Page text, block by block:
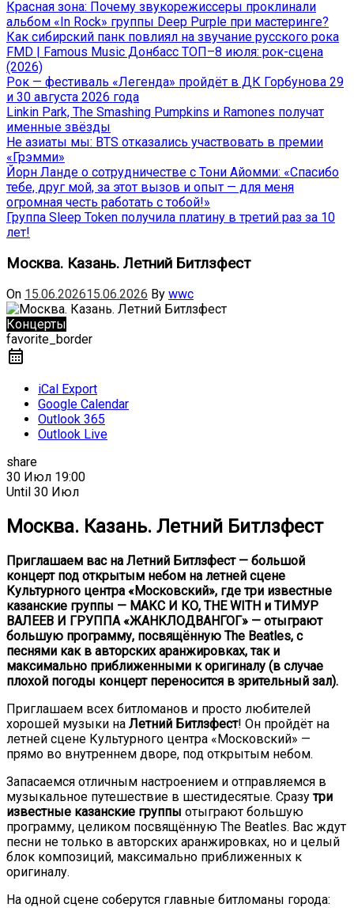
Красная зона: Почему звукорежиссеры проклинали
альбом «In Rock» группы Deep Purple при мастеринге?
Как сибирский панк повлиял на звучание русского рока
FMD | Famous Music Донбасс ТОП–8 июля: рок-сцена
(2026)
Рок — фестиваль «Легенда» пройдёт в ДК Горбунова 29
и 30 августа 2026 года
Linkin Park, The Smashing Pumpkins и Ramones получат
именные звёзды
Не азиаты мы: BTS отказались участвовать в премии
«Грэмми»
Йорн Ланде о сотрудничестве с Тони Айомми: «Спасибо
тебе, друг мой, за этот вызов и опыт — для меня
огромная честь работать с тобой!»
Группа Sleep Token получила платину в третий раз за 10
лет!
Москва. Казань. Летний Битлзфест
On 15.06.202615.06.2026 By wwc
Концерты
favorite_border
iCal Export
Google Calendar
Outlook 365
Outlook Live
share
30 Июл 19:00
Until 30 Июл
Москва. Казань. Летний Битлзфест
Приглашаем вас на Летний Битлзфест — большой
концерт под открытым небом на летней сцене
Культурного центра «Московский», где три известные
казанские группы — МАКС И КО, THE WITH и ТИМУР
ВАЛЕЕВ И ГРУППА «ЖАНКЛОДВАНГОГ» — отыграют
большую программу, посвящённую The Beatles, с
песнями как в авторских аранжировках, так и
максимально приближенными к оригиналу (в случае
плохой погоды концерт переносится в зрительный зал).
Приглашаем всех битломанов и просто любителей
хорошей музыки на Летний Битлзфест! Он пройдёт на
летней сцене Культурного центра «Московский» —
прямо во внутреннем дворе, под открытым небом.
Запасаемся отличным настроением и отправляемся в
музыкальное путешествие в шестидесятые. Сразутри
известные казанские группы отыграют большую
программу, целиком посвящённую The Beatles. Вас ждут
песни не только в авторских аранжировках, но и целый
блок композиций, максимально приближенных к
оригиналу.
На одной сцене соберутся главные битломаны города: